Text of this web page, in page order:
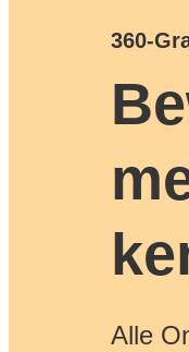
360-
Alle